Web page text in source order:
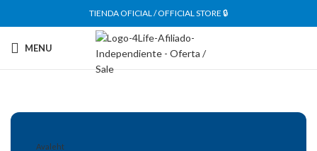
TIENDA OFICIAL / OFFICIAL STORE 🔒
MENU
Avaleht